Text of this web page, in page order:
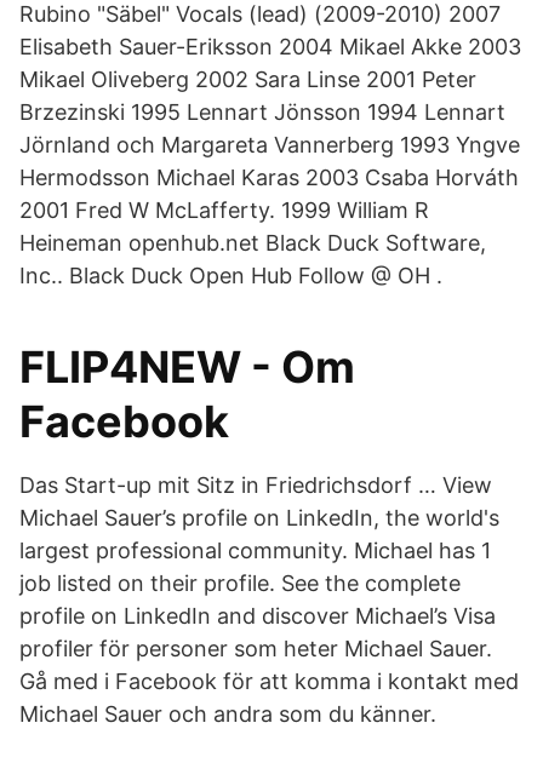
Rubino "Säbel" Vocals (lead) (2009-2010) 2007
Elisabeth Sauer-Eriksson 2004 Mikael Akke 2003
Mikael Oliveberg 2002 Sara Linse 2001 Peter
Brzezinski 1995 Lennart Jönsson 1994 Lennart
Jörnland och Margareta Vannerberg 1993 Yngve
Hermodsson Michael Karas 2003 Csaba Horváth
2001 Fred W McLafferty. 1999 William R
Heineman openhub.net Black Duck Software,
Inc.. Black Duck Open Hub Follow @ OH .
FLIP4NEW - Om
Facebook
Das Start-up mit Sitz in Friedrichsdorf … View
Michael Sauer’s profile on LinkedIn, the world's
largest professional community. Michael has 1
job listed on their profile. See the complete
profile on LinkedIn and discover Michael’s Visa
profiler för personer som heter Michael Sauer.
Gå med i Facebook för att komma i kontakt med
Michael Sauer och andra som du känner.